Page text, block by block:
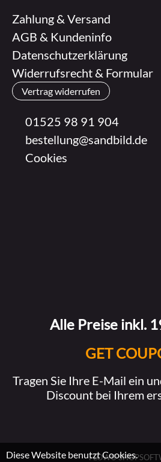
Diese Website benutzt Cookies.
Zahlung & Versand
AGB & Kundeninfo
Datenschutzerklärung
Widerrufsrecht & Formular
Vertrag widerrufen
01525 98 91 904
bestellung@sandbild.de
Cookies
Alle Preise inkl.
GET
Tragen Sie Ihre E-Mail ein
Discount bei Ihrem
FLOW®